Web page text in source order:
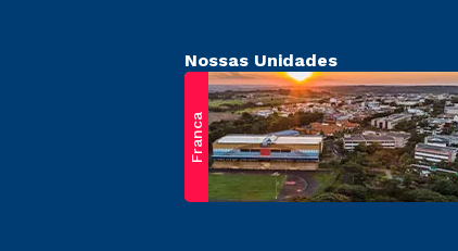
Nossas Unidades
Franca